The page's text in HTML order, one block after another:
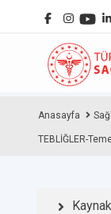
Anasayfa
TEBLİĞLER-